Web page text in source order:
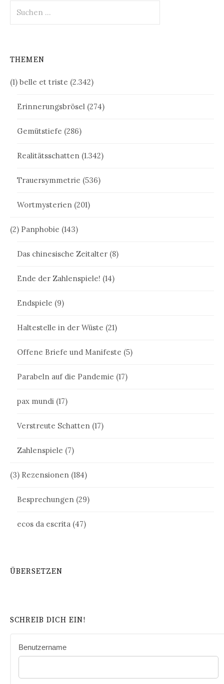
nach:
THEMEN
(1) belle et triste (2.342)
Erinnerungsbrösel (274)
Gemütstiefe (286)
Realitätsschatten (1.342)
Trauersymmetrie (536)
Wortmysterien (201)
(2) Panphobie (143)
Das chinesische Zeitalter (8)
Ende der Zahlenspiele! (14)
Endspiele (9)
Haltestelle in der Wüste (21)
Offene Briefe und Manifeste (5)
Parabeln auf die Pandemie (17)
pax mundi (17)
Verstreute Schatten (17)
Zahlenspiele (7)
(3) Rezensionen (184)
Besprechungen (29)
ecos da escrita (47)
ÜBERSETZEN
SCHREIB DICH EIN!
Benutzername